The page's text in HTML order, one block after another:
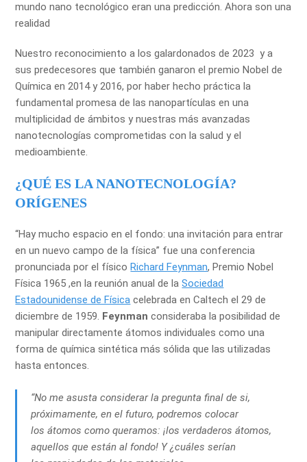
mundo nano tecnológico eran una predicción. Ahora son una
realidad
Nuestro reconocimiento a los galardonados de 2023 y a
sus predecesores que también ganaron el premio Nobel de
Química en 2014 y 2016, por haber hecho práctica la
fundamental promesa de las nanopartículas en una
multiplicidad de ámbitos y nuestras más avanzadas
nanotecnologías comprometidas con la salud y el
medioambiente.
¿QUÉ ES LA NANOTECNOLOGÍA?
ORÍGENES
“Hay mucho espacio en el fondo: una invitación para entrar
en un nuevo campo de la física” fue una conferencia
pronunciada por el físicoRichard Feynman, Premio Nobel
Física 1965 ,en la reunión anual de laSociedad
Estadounidense de Física celebrada en Caltech el 29 de
diciembre de 1959. Feynman consideraba la posibilidad de
manipular directamente átomos individuales como una
forma de química sintética más sólida que las utilizadas
hasta entonces.
“No me asusta considerar la pregunta final de si,
próximamente, en el futuro, podremos colocar
los átomos como queramos: ¡los verdaderos átomos,
aquellos que están al fondo! Y ¿cuáles serían